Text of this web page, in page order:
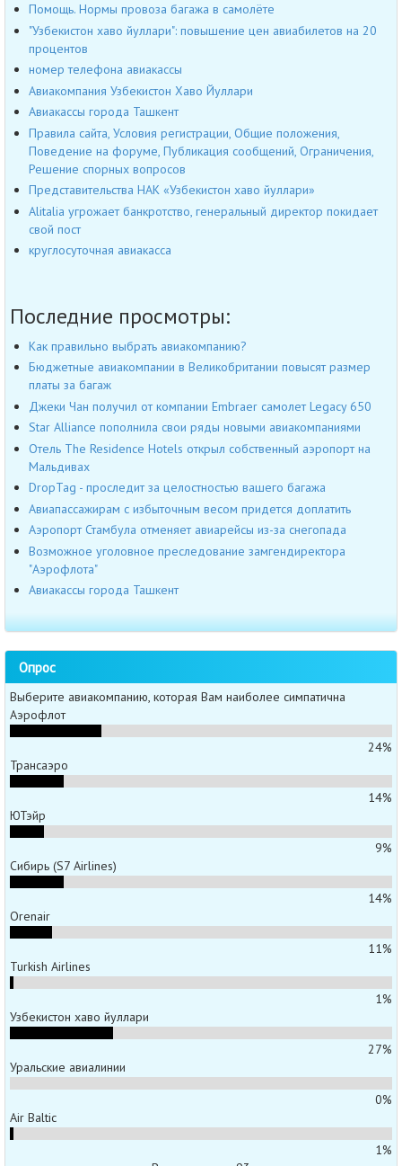
Помощь. Нормы провоза багажа в самолёте
"Узбекистон хаво йуллари": повышение цен авиабилетов на 20
процентов
номер телефона авиакассы
Авиакомпания Узбекистон Хаво Йуллари
Авиакассы города Ташкент
Правила сайта, Условия регистрации, Общие положения,
Поведение на форуме, Публикация сообщений, Ограничения,
Решение спорных вопросов
Представительства НАК «Узбекистон хаво йуллари»
Alitalia угрожает банкротство, генеральный директор покидает
свой пост
круглосуточная авиакасса
Последние просмотры:
Как правильно выбрать авиакомпанию?
Бюджетные авиакомпании в Великобритании повысят размер
платы за багаж
Джеки Чан получил от компании Embraer самолет Legacy 650
Star Alliance пополнила свои ряды новыми авиакомпаниями
Отель The Residence Hotels открыл собственный аэропорт на
Мальдивах
DropTag - проследит за целостностью вашего багажа
Авиапассажирам с избыточным весом придется доплатить
Аэропорт Стамбула отменяет авиарейсы из-за снегопада
Возможное уголовное преследование замгендиректора
"Аэрофлота"
Авиакассы города Ташкент
Опрос
Выберите авиакомпанию, которая Вам наиболее симпатична
Аэрофлот
24%
Трансаэро
14%
ЮТэйр
9%
Сибирь (S7 Airlines)
14%
Orenair
11%
Turkish Airlines
1%
Узбекистон хаво йуллари
27%
Уральские авиалинии
0%
Air Baltic
1%